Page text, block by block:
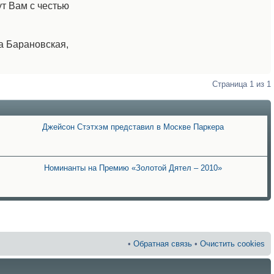
Вам с честью
Барановская,
Страница 1 из 1
Джейсон Стэтхэм представил в Москве Паркера
Номинанты на Премию «Золотой Дятел – 2010»
• Обратная связь • Очистить cookies